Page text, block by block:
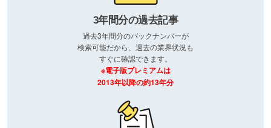
3年間分の過去記事
過去3年間分のバックナンバーが
検索可能だから、過去の業界状況も
すぐに確認できます。
※電子版プレミアムは
2013年以降の約13年分